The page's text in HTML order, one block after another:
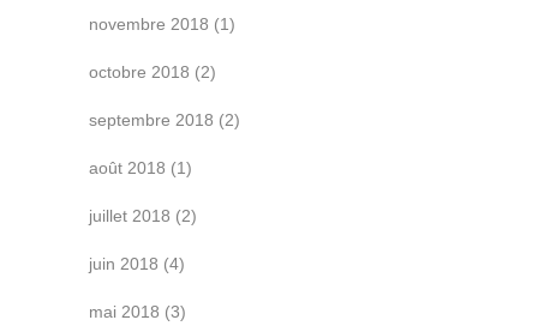
novembre 2018 (1)
octobre 2018 (2)
septembre 2018 (2)
août 2018 (1)
juillet 2018 (2)
juin 2018 (4)
mai 2018 (3)